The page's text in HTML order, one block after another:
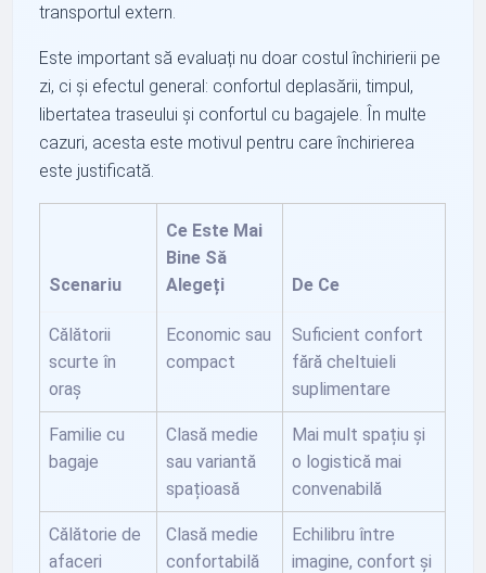
transportul extern.
Este important să evaluați nu doar costul închirierii pe
zi, ci și efectul general: confortul deplasării, timpul,
libertatea traseului și confortul cu bagajele. În multe
cazuri, acesta este motivul pentru care închirierea
este justificată.
Scenariu
Ce Este Mai
Bine Să
Alegeți
De Ce
Călătorii
scurte în
oraș
Economic sau
compact
Suficient confort
fără cheltuieli
suplimentare
Familie cu
bagaje
Clasă medie
sau variantă
spațioasă
Mai mult spațiu și
o logistică mai
convenabilă
Călătorie de
afaceri
Clasă medie
confortabilă
Echilibru între
imagine, confort și